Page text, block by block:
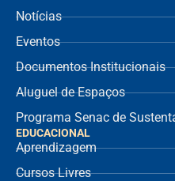
Notícias
Eventos
Documentos Institucionais
Aluguel de Espaços
Programa Senac de
EDUCACIONAL
Aprendizagem
Cursos Livres